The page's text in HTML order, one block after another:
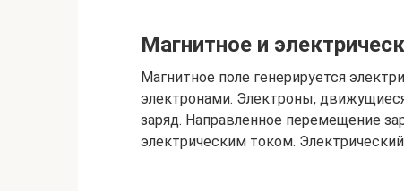
Магнитное и
Магнитное поле генерируется
электронами. Электроны,
заряд. Направленное перемещение
электрическим током.